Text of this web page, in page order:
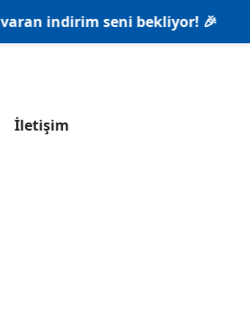
indirim seni bekliyor! 🎉
İletişim